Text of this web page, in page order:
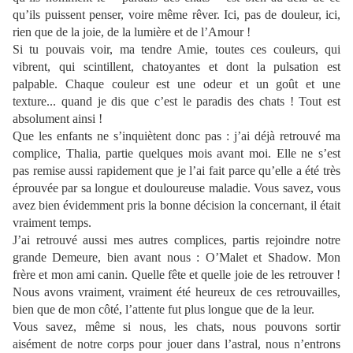
qu’ils puissent penser, voire même rêver. Ici, pas de douleur, ici,
rien que de la joie, de la lumière et de l’Amour !
Si tu pouvais voir, ma tendre Amie, toutes ces couleurs, qui
vibrent, qui scintillent, chatoyantes et dont la pulsation est
palpable. Chaque couleur est une odeur et un goût et une
texture... quand je dis que c’est le paradis des chats ! Tout est
absolument ainsi !
Que les enfants ne s’inquiètent donc pas : j’ai déjà retrouvé ma
complice, Thalia, partie quelques mois avant moi. Elle ne s’est
pas remise aussi rapidement que je l’ai fait parce qu’elle a été très
éprouvée par sa longue et douloureuse maladie. Vous savez, vous
avez bien évidemment pris la bonne décision la concernant, il était
vraiment temps.
J’ai retrouvé aussi mes autres complices, partis rejoindre notre
grande Demeure, bien avant nous : O’Malet et Shadow. Mon
frère et mon ami canin. Quelle fête et quelle joie de les retrouver !
Nous avons vraiment, vraiment été heureux de ces retrouvailles,
bien que de mon côté, l’attente fut plus longue que de la leur.
Vous savez, même si nous, les chats, nous pouvons sortir
aisément de notre corps pour jouer dans l’astral, nous n’entrons